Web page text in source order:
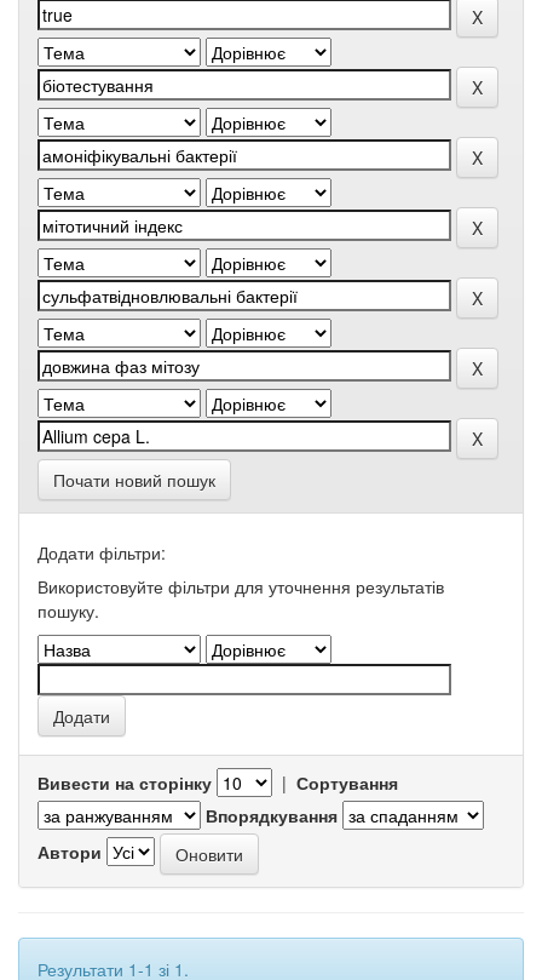
Почати новий пошук
Додати фільтри:
Використовуйте фільтри для уточнення результатів
пошуку.
Вивести на сторінку | Сортування
Впорядкування
Автори
Результати 1-1 зі 1.